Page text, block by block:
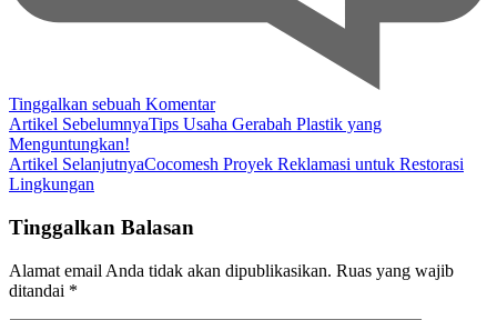
Tinggalkan sebuah Komentarpada
Proses
Cocofiber
Navigasi
Artikel
Artikel SebelumnyaTips Usaha Gerabah Plastik yang
Menguntungkan!
Artikel SelanjutnyaCocomesh Proyek Reklamasi untuk Restorasi
Lingkungan
Tinggalkan Balasan
Alamat email Anda tidak akan dipublikasikan. Ruas yang wajib
ditandai *